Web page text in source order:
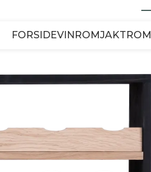
FORSIDEVINROMJAKTROM